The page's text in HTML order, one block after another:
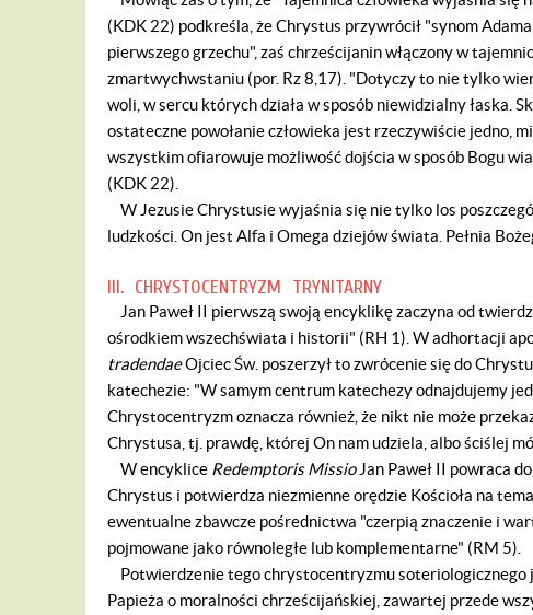
(KDK 22) podkreśla, że Chrystus przywrócił "synom
pierwszego grzechu", zaś chrześcijanin włączony w
zmartwychwstaniu (por. Rz 8,17). "Dotyczy to nie tylko
woli, w sercu których działa w sposób niewidzialny łaska.
ostateczne powołanie człowieka jest rzeczywiście jedno,
wszystkim ofiarowuje możliwość dojścia w sposób Bogu
(KDK 22).
W Jezusie Chrystusie wyjaśnia się nie tylko los
ludzkości. On jest Alfa i Omega dziejów świata. Pełnia
III. CHRYSTOCENTRYZM TRYNITARNY
Jan Paweł II pierwszą swoją encyklikę zaczyna od
ośrodkiem wszechświata i historii" (RH 1). W adhortacji
tradendaeOjciec Św. poszerzył to zwrócenie się do
katechezie: "W samym centrum katechezy odnajdujemy
Chrystocentryzm oznacza również, że nikt nie może
Chrystusa, tj. prawdę, której On nam udziela, albo ściślej
W encyklice Redemptoris MissioJan Paweł II powraca
Chrystus i potwierdza niezmienne orędzie Kościoła na
ewentualne zbawcze pośrednictwa "czerpią znaczenie i
pojmowane jako równoległe lub komplementarne" (RM 5).
Potwierdzenie tego chrystocentryzmu soteriologicznego
Papieża o moralności chrześcijańskiej, zawartej przede